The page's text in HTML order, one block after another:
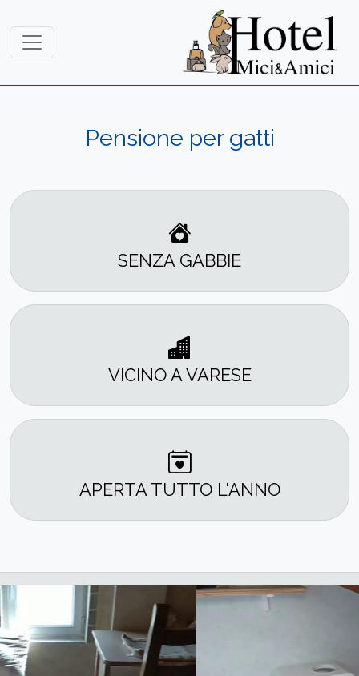
Pensione per gatti
SENZA GABBIE
VICINO A VARESE
APERTA TUTTO L'ANNO